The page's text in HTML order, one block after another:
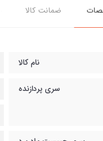
ضمانت کالا
نام کالا
سری پردازنده